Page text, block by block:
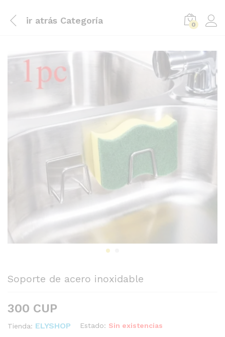
ir atrás Categoría 0
Soporte de acero inoxidable
300 CUP
Tienda: ELYSHOP Estado: Sin existencias